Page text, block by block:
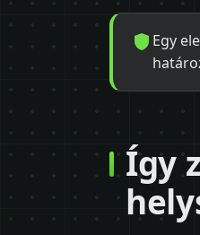
Egy
Így